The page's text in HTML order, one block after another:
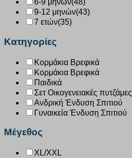
6-9 μηνών(48)
9-12 μηνών(43)
7 ετών(35)
Κατηγορίες
Κορμάκια Βρεφικά
Κορμάκια Βρεφικά
Παιδικά
Σετ Οικογενειακές πυτζάμες
Ανδρική Ένδυση Σπιτιού
Γυναικεία Ένδυση Σπιτιού
Μέγεθος
XL/XXL